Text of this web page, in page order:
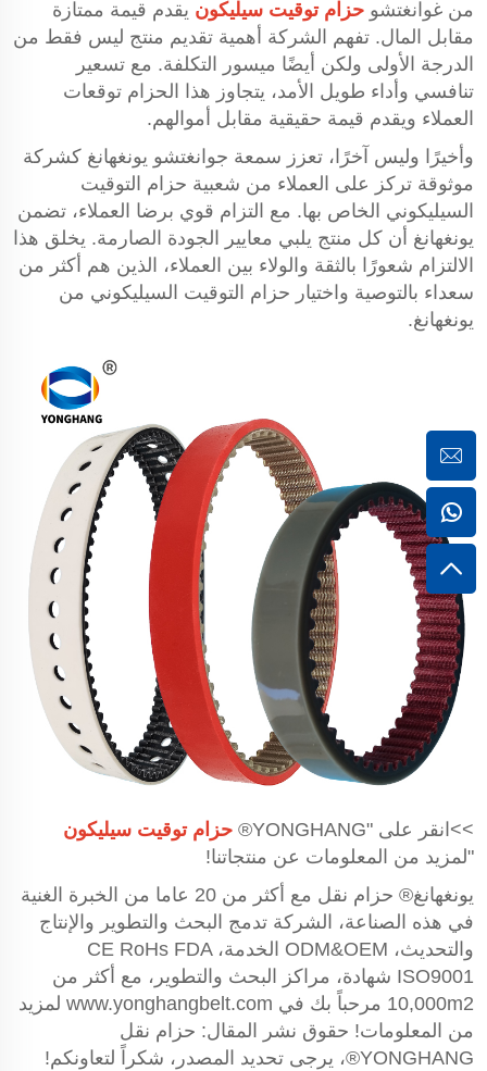
من غوانغتشو حزام توقيت سيليكون يقدم قيمة ممتازة
مقابل المال. تفهم الشركة أهمية تقديم منتج ليس فقط من
الدرجة الأولى ولكن أيضًا ميسور التكلفة. مع تسعير
تنافسي وأداء طويل الأمد، يتجاوز هذا الحزام توقعات
العملاء ويقدم قيمة حقيقية مقابل أموالهم.
وأخيرًا وليس آخرًا، تعزز سمعة جوانغتشو يونغهانغ كشركة
موثوقة تركز على العملاء من شعبية حزام التوقيت
السيليكوني الخاص بها. مع التزام قوي برضا العملاء، تضمن
يونغهانغ أن كل منتج يلبي معايير الجودة الصارمة. يخلق هذا
الالتزام شعورًا بالثقة والولاء بين العملاء، الذين هم أكثر من
سعداء بالتوصية واختيار حزام التوقيت السيليكوني من
يونغهانغ.
>>انقر على "YONGHANG®
حزام توقيت سيليكون
"لمزيد من المعلومات عن منتجاتنا!
يونغهانغ® حزام نقل مع أكثر من 20 عاما من الخبرة الغنية
في هذه الصناعة، الشركة تدمج البحث والتطوير والإنتاج
والتحديث، ODM&OEM الخدمة، CE RoHs FDA
ISO9001 شهادة، مراكز البحث والتطوير، مع أكثر من
10,000m2 مرحباً بك في
www.yonghangbelt.com لمزيد
من المعلومات! حقوق نشر المقال: حزام نقل
YONGHANG®، يرجى تحديد المصدر، شكراً لتعاونكم!